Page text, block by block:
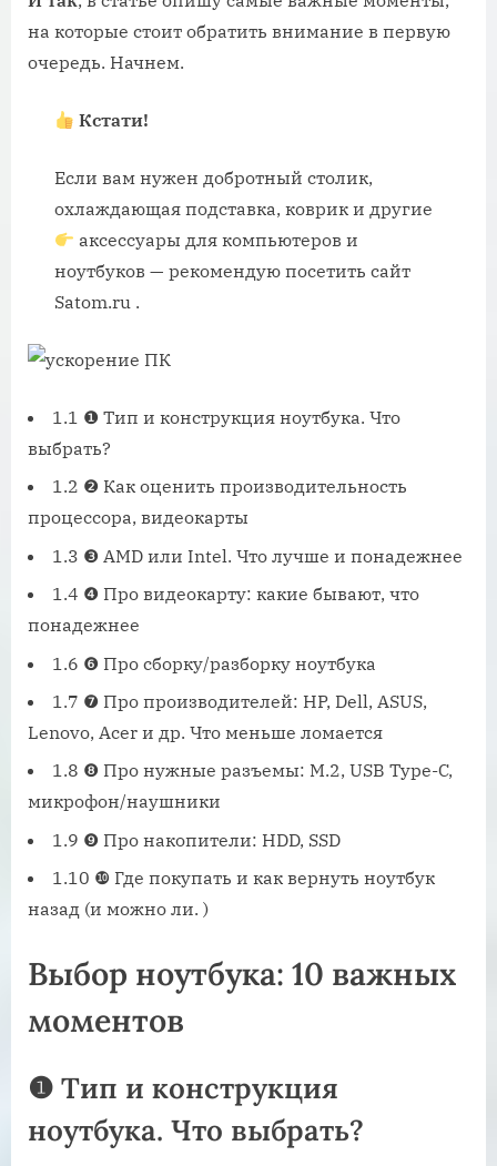
на которые стоит обратить внимание в первую
очередь. Начнем.
Кстати!
Если вам нужен добротный столик,
охлаждающая подставка, коврик и другие
аксессуары для компьютеров и
ноутбуков — рекомендую посетить сайт
Satom.ru .
1.1 ❶ Тип и конструкция ноутбука. Что
выбрать?
1.2 ❷ Как оценить производительность
процессора, видеокарты
1.3 ❸ AMD или Intel. Что лучше и понадежнее
1.4 ❹ Про видеокарту: какие бывают, что
понадежнее
1.6 ❻ Про сборку/разборку ноутбука
1.7 ❼ Про производителей: HP, Dell, ASUS,
Lenovo, Acer и др. Что меньше ломается
1.8 ❽ Про нужные разъемы: M.2, USB Type-C,
микрофон/наушники
1.9 ❾ Про накопители: HDD, SSD
1.10 ❿ Где покупать и как вернуть ноутбук
назад (и можно ли. )
Выбор ноутбука: 10 важных
моментов
❶ Тип и конструкция
ноутбука. Что выбрать?